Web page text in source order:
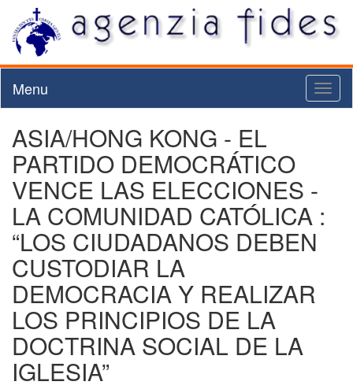
Menu
ASIA/HONG KONG - EL
PARTIDO DEMOCRÁTICO
VENCE LAS ELECCIONES -
LA COMUNIDAD CATÓLICA :
“LOS CIUDADANOS DEBEN
CUSTODIAR LA
DEMOCRACIA Y REALIZAR
LOS PRINCIPIOS DE LA
DOCTRINA SOCIAL DE LA
IGLESIA”